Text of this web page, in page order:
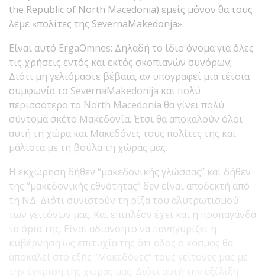
the Republic of North Macedonia) εμείς μόνον θα τους
λέμε «πολίτες της SevernaMakedonja».
Είναι αυτό ΕrgaΟmnes; Δηλαδή το ίδιο όνομα για όλες
τις χρήσεις εντός και εκτός σκοπιανών συνόρων;
Διότι μη γελιόμαστε βέβαια, αν υπογραφεί μια τέτοια
συμφωνία το SevernaMakedonija και πολύ
περισσότερο το North Macedonia θα γίνει πολύ
σύντομα σκέτο Μακεδονία. Έτσι θα αποκαλούν όλοι
αυτή τη χώρα και Μακεδόνες τους πολίτες της και
μάλιστα με τη βούλα τη χώρας μας.
Η εκχώρηση δήθεν “μακεδονικής γλώσσας” και δήθεν
της “μακεδονικής εθνότητας” δεν είναι αποδεκτή από
τη ΝΔ. Διότι συνιστούν τη ρίζα του αλυτρωτισμού
των γειτόνων μας. Και επιπλέον έχει και η προπαγάνδα
τα όρια της. Είναι αδιανόητο να πανηγυρίζει η
κυβέρνηση ως επιτυχία της ότι όλος ο κόσμος θα
αποκαλεί στο εξής “Μακεδόνες” τους γείτονες μας με